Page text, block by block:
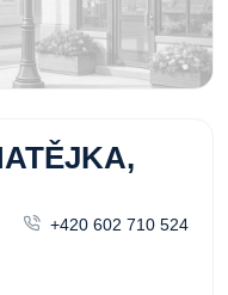
+420 602 710 524